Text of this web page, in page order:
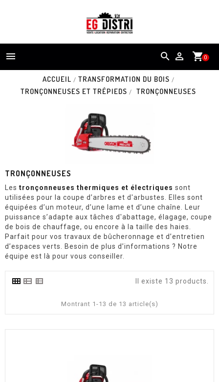
shopping_cart0
 
ACCUEIL
TRANSFORMATION DU BOIS
TRONÇONNEUSES ET TRÉPIEDS
TRONÇONNEUSES
TRONÇONNEUSES
Les tronçonneuses thermiques et électriques sont
utilisées pour la coupe d’arbres et d'arbustes. Elles sont
équipées d’un moteur, d’une lame et d’une chaîne. Leur
puissance s’adapte aux tâches d'abattage, élagage, coupe
de bois de chauffage, ou encore à la taille des haies.
Parfait pour vos travaux de bûcheronnage et d’entretien
d’espaces verts. Besoin de plus d’informations ? Notre
équipe est là pour vous conseiller.
Il existe 13 products.
Montrant 1-13 de 13 article(s)